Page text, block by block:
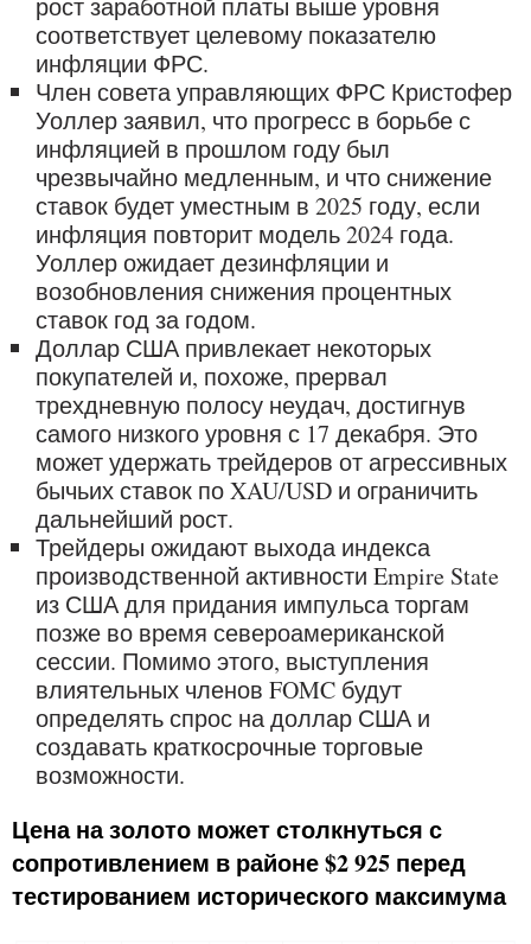
рост заработной платы выше уровня
соответствует целевому показателю
инфляции ФРС.
Член совета управляющих ФРС Кристофер
Уоллер заявил, что прогресс в борьбе с
инфляцией в прошлом году был
чрезвычайно медленным, и что снижение
ставок будет уместным в 2025 году, если
инфляция повторит модель 2024 года.
Уоллер ожидает дезинфляции и
возобновления снижения процентных
ставок год за годом.
Доллар США привлекает некоторых
покупателей и, похоже, прервал
трехдневную полосу неудач, достигнув
самого низкого уровня с 17 декабря. Это
может удержать трейдеров от агрессивных
бычьих ставок по XAU/USD и ограничить
дальнейший рост.
Трейдеры ожидают выхода индекса
производственной активности Empire State
из США для придания импульса торгам
позже во время североамериканской
сессии. Помимо этого, выступления
влиятельных членов FOMC будут
определять спрос на доллар США и
создавать краткосрочные торговые
возможности.
Цена на золото может столкнуться с
сопротивлением в районе $2 925 перед
тестированием исторического максимума